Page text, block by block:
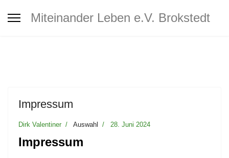
Miteinander Leben e.V. Brokstedt
Treff Brokstedt
- Spenden -
Impressum
Dirk Valentiner Auswahl 28. Juni 2024
Impressum